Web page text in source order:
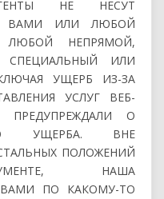
НЕ НЕСУТ
ВАМИ ИЛИ ЛЮБОЙ
ЛЮБОЙ НЕПРЯМОЙ,
СПЕЦИАЛЬНЫЙ ИЛИ
УЩЕРБ ИЗ-ЗА
УСЛУГ ВЕБ-
О
УЩЕРБА. ВНЕ
ПОЛОЖЕНИЙ
НАША
ВАМИ ПО КАКОМУ-ТО